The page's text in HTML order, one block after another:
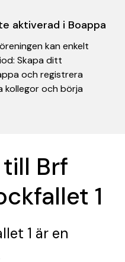
aktiverad i Boappa
kan enkelt
Skapa ditt
och registrera
kollegor och börja
Brf
1
1 är en